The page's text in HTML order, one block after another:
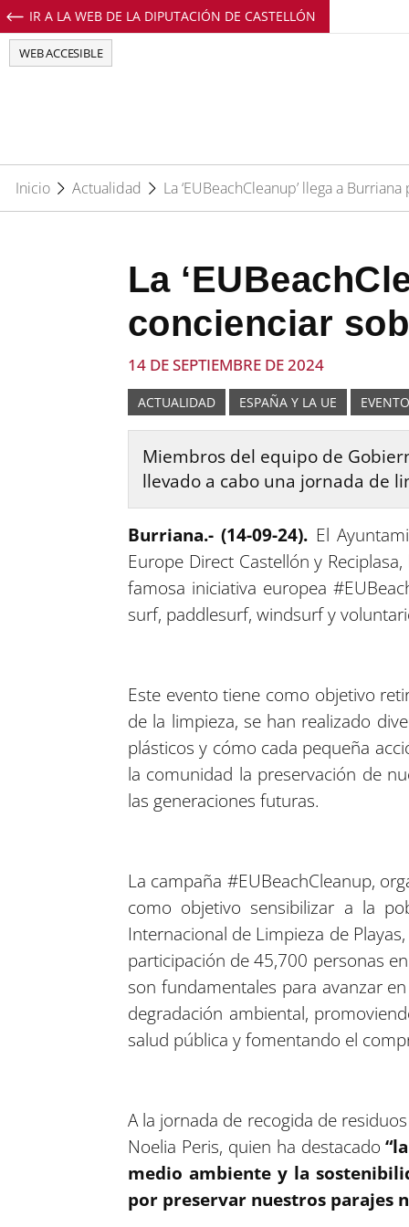
IR A LA WEB DE LA DIPUTACIÓN DE CASTELLÓN
WEB ACCESIBLE
Inicio
Actualidad La ‘EUBeachCleanup’ llega a
La
concienciar
14 DE SEPTIEMBRE DE 2024
ACTUALIDAD ESPAÑA Y LA UE
Miembros del equipo de
llevado a cabo una jornada de
Burriana.- (14-09-24). El
Europe Direct Castellón y
famosa iniciativa europea
surf, paddlesurf, windsurf y
Este evento tiene como objetivo
de la limpieza, se han realizado
plásticos y cómo cada pequeña
la comunidad la preservación de
las generaciones futuras.
La campaña #EUBeachCleanup,
como objetivo sensibilizar a la
Internacional de Limpieza de
participación de 45,700 personas
son fundamentales para avanzar
degradación ambiental,
salud pública y fomentando el
A la jornada de recogida de
Noelia Peris, quien ha destacado
medio ambiente y la
por preservar nuestros parajes